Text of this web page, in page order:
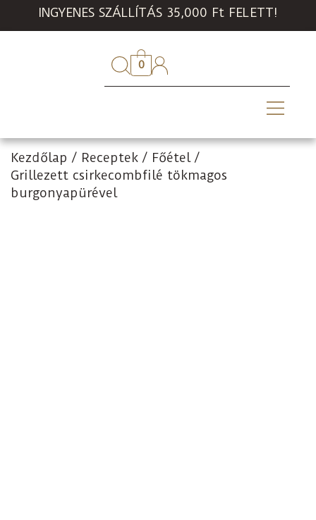
INGYENES SZÁLLÍTÁS 35,000 Ft FELETT!
0
Kezdőlap / Receptek / Főétel /
Grillezett csirkecombfilé tökmagos
burgonyapürével